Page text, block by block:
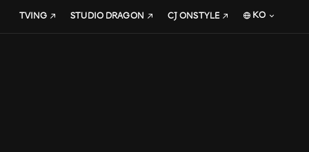
TVING STUDIO DRAGON CJ ONSTYLE KO